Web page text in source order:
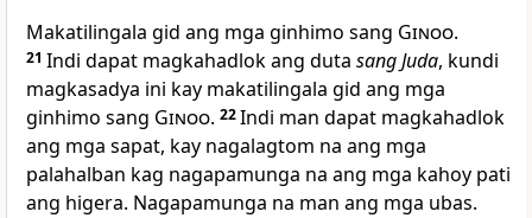
Makatilingala gid ang mga ginhimo sang Ginoo.
21 Indi dapat magkahadlok ang duta sang Juda, kundi
magkasadya ini kay makatilingala gid ang mga
ginhimo sang Ginoo. 22Indi man dapat magkahadlok
ang mga sapat, kay nagalagtom na ang mga
palahalban kag nagapamunga na ang mga kahoy pati
ang higera. Nagapamunga na man ang mga ubas.